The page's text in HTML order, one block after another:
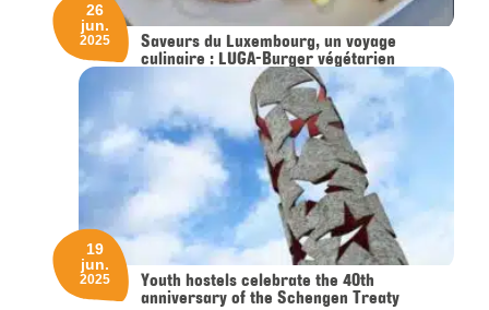
Saveurs du Luxembourg, un voyage
culinaire : LUGA-Burger végétarien
26
jun.
2025
Youth hostels celebrate the 40th
anniversary of the Schengen Treaty
19
jun.
2025